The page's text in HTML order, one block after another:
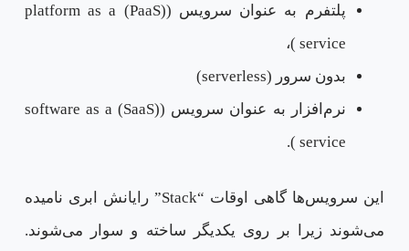
پلتفرم به عنوان سرویس ((PaaS) platform as a
service )،
بدون سرور (serverless)
نرم‌افزار به عنوان سرویس ((SaaS) software as a
service ).
این سرویس‌ها گاهی اوقات “Stack” رایانش ابری نامیده
می‌شوند زیرا بر روی یکدیگر ساخته و سوار می‌شوند.